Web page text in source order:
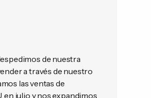
de nuestra
a través de nuestro
las ventas de
en julio y nos expandimos